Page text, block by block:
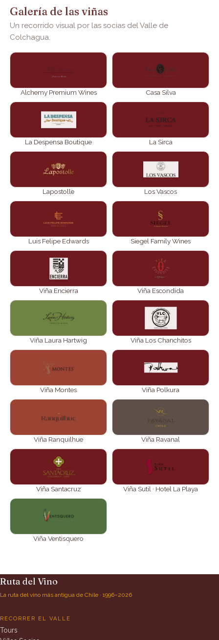
Galería de las viñas
Un recorrido visual por las socias del Valle de
Colchagua.
Alchemy Premium Wines Casa Silva
La Despensa Boutique La Sirca
Lapostolle Los Vascos
Luis Felipe Edwards Siegel Family Wines
Viña Encierra Viña Escondida
Viña Laura Hartwig Viña Los Chanchitos
Viña Montes Viña Polkura
Viña Ranquilhue Viña Ravanal
Viña Santacruz Viña Sutil · Hotel La Playa
Viña Ventisquero
Ruta del Vino
La ruta del vino más antigua de Chile · 1996–2026
RECORRER EL VALLE
Tours